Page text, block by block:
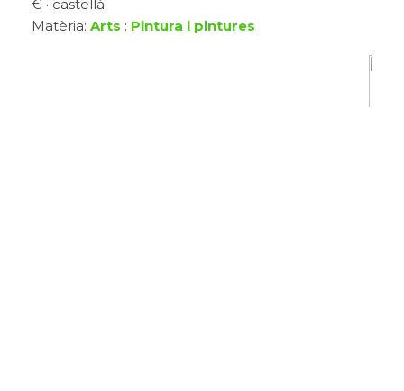
€ · castellà
Matèria: Arts : Pintura i pintures